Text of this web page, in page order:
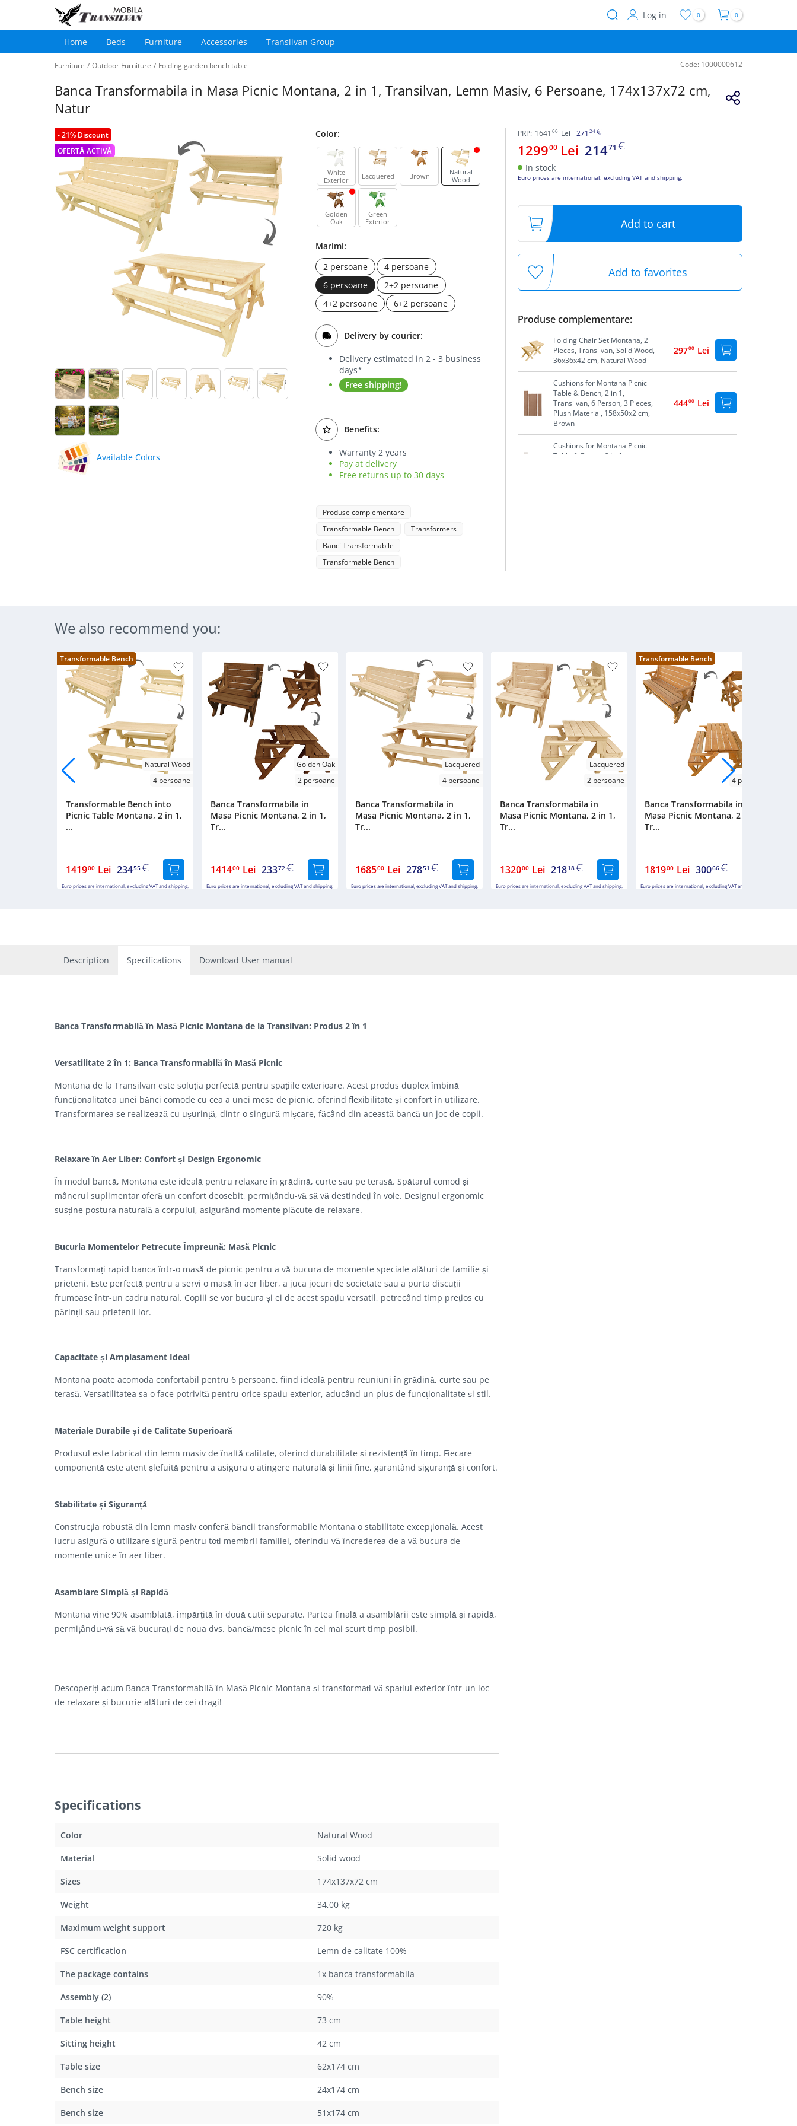
User
Log in 0 0
Main
navigation
Home Beds Furniture Accessories Transilvan Group
Furniture / Outdoor Furniture / Folding garden bench table Code: 1000000612
Banca Transformabila in Masa Picnic Montana, 2 in 1, Transilvan, Lemn Masiv, 6 Persoane, 174x137x72 cm,
Natur
- 21% Discount
OFERTĂ ACTIVĂ
Available Colors
Color:
White
Exterior
Lacquered Brown
Natural
Wood
Golden
Oak
Green
Exterior
Marimi:
2 persoane
4 persoane
6 persoane
2+2 persoane
4+2 persoane
6+2 persoane
Delivery by courier:
Delivery estimated in 2 - 3 business
days*
Free shipping!
Benefits:
Warranty 2 years
Pay at delivery
Free returns up to 30 days
Produse complementare
Transformable Bench
Transformers
Banci Transformabile
Transformable Bench
PRP: 1641 00 Lei 271 24
129900 Lei 21471
In stock
Euro prices are international, excluding VAT and shipping.
Add to cart
Add to favorites
Produse complementare:
Folding Chair Set Montana, 2
Pieces, Transilvan, Solid Wood,
36x36x42 cm, Natural Wood
29700 Lei
Cushions for Montana Picnic
Table & Bench, 2 in 1,
Transilvan, 6 Person, 3 Pieces,
Plush Material, 158x50x2 cm,
Brown
44400 Lei
Cushions for Montana Picnic
Table & Bench, 2 in 1,
We also recommend you:
Transformable Bench
Natural Wood
4 persoane
Transformable Bench into
Picnic Table Montana, 2 in 1,
...
141900 Lei 23455
Euro prices are international, excluding VAT and shipping.
Golden Oak
2 persoane
Banca Transformabila in
Masa Picnic Montana, 2 in 1,
Tr...
141400 Lei 23372
Euro prices are international, excluding VAT and shipping.
Lacquered
4 persoane
Banca Transformabila in
Masa Picnic Montana, 2 in 1,
Tr...
168500 Lei 27851
Euro prices are international, excluding VAT and shipping.
Lacquered
2 persoane
Banca Transformabila in
Masa Picnic Montana, 2 in 1,
Tr...
132000 Lei 21818
Euro prices are international, excluding VAT and shipping.
Transformable Bench
4 persoane
Banca Transformabila in
Masa Picnic Montana, 2 in 1,
Tr...
181900 Lei 30066
Euro prices are international, excluding VAT and shipping.
Description Specifications Download User manual
Banca Transformabilă în Masă Picnic Montana de la Transilvan: Produs 2 în 1
Versatilitate 2 în 1: Banca Transformabilă în Masă Picnic
Montana de la Transilvan este soluția perfectă pentru spațiile exterioare. Acest produs duplex îmbină
funcționalitatea unei bănci comode cu cea a unei mese de picnic, oferind flexibilitate și confort în utilizare.
Transformarea se realizează cu ușurință, dintr-o singură mișcare, făcând din această bancă un joc de copii.
Relaxare în Aer Liber: Confort și Design Ergonomic
În modul bancă, Montana este ideală pentru relaxare în grădină, curte sau pe terasă. Spătarul comod și
mânerul suplimentar oferă un confort deosebit, permițându-vă să vă destindeți în voie. Designul ergonomic
susține postura naturală a corpului, asigurând momente plăcute de relaxare.
Bucuria Momentelor Petrecute Împreună: Masă Picnic
Transformați rapid banca într-o masă de picnic pentru a vă bucura de momente speciale alături de familie și
prieteni. Este perfectă pentru a servi o masă în aer liber, a juca jocuri de societate sau a purta discuții
frumoase într-un cadru natural. Copiii se vor bucura și ei de acest spațiu versatil, petrecând timp prețios cu
părinții sau prietenii lor.
Capacitate și Amplasament Ideal
Montana poate acomoda confortabil pentru 6 persoane, fiind ideală pentru reuniuni în grădină, curte sau pe
terasă. Versatilitatea sa o face potrivită pentru orice spațiu exterior, aducând un plus de funcționalitate și stil.
Materiale Durabile și de Calitate Superioară
Produsul este fabricat din lemn masiv de înaltă calitate, oferind durabilitate și rezistență în timp. Fiecare
componentă este atent șlefuită pentru a asigura o atingere naturală și linii fine, garantând siguranță și confort.
Stabilitate și Siguranță
Construcția robustă din lemn masiv conferă băncii transformabile Montana o stabilitate excepțională. Acest
lucru asigură o utilizare sigură pentru toți membrii familiei, oferindu-vă încrederea de a vă bucura de
momente unice în aer liber.
Asamblare Simplă și Rapidă
Montana vine 90% asamblată, împărțită în două cutii separate. Partea finală a asamblării este simplă și rapidă,
permițându-vă să vă bucurați de noua dvs. bancă/mese picnic în cel mai scurt timp posibil.
Descoperiți acum Banca Transformabilă în Masă Picnic Montana și transformați-vă spațiul exterior într-un loc
de relaxare și bucurie alături de cei dragi!
Specifications
Color Natural Wood
Material Solid wood
Sizes 174x137x72 cm
Weight 34,00 kg
Maximum weight support 720 kg
FSC certification Lemn de calitate 100%
The package contains 1x banca transformabila
Assembly (2) 90%
Table height 73 cm
Sitting height 42 cm
Table size 62x174 cm
Bench size 24x174 cm
Bench size 51x174 cm